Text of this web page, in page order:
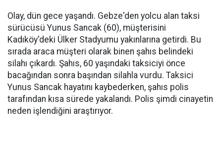
Olay, dün gece yaşandı. Gebze'den yolcu alan taksi
sürücüsü Yunus Sancak (60), müşterisini
Kadıköy'deki Ülker Stadyumu yakınlarına getirdi. Bu
sırada araca müşteri olarak binen şahıs belindeki
silahı çıkardı. Şahıs, 60 yaşındaki taksiciyi önce
bacağından sonra başından silahla vurdu. Taksici
Yunus Sancak hayatını kaybederken, şahıs polis
tarafından kısa sürede yakalandı. Polis şimdi cinayetin
neden işlendiğini araştırıyor.